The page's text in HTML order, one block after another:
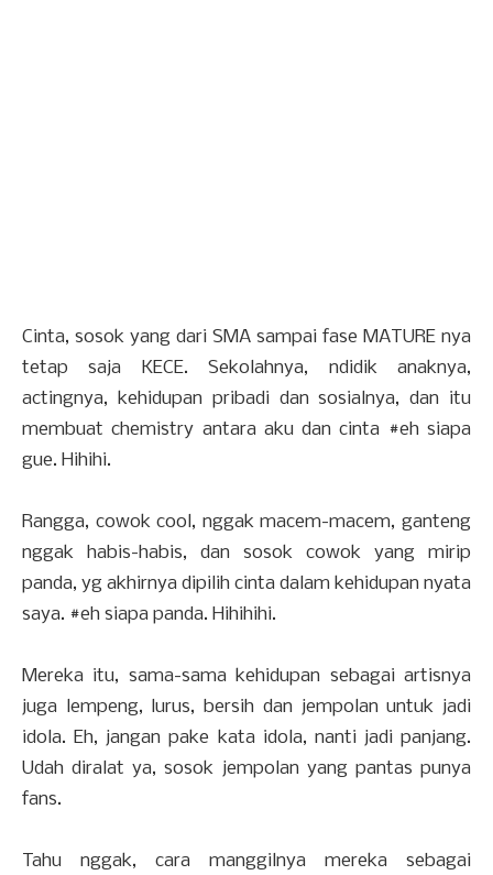
Cinta, sosok yang dari SMA sampai fase MATURE nya
tetap saja KECE. Sekolahnya, ndidik anaknya,
actingnya, kehidupan pribadi dan sosialnya, dan itu
membuat chemistry antara aku dan cinta ‪#‎eh‬ siapa
gue. Hihihi.
Rangga, cowok cool, nggak macem-macem, ganteng
nggak habis-habis, dan sosok cowok yang mirip
panda, yg akhirnya dipilih cinta dalam kehidupan nyata
saya. #eh siapa panda. Hihihihi.
Mereka itu, sama-sama kehidupan sebagai artisnya
juga lempeng, lurus, bersih dan jempolan untuk jadi
idola. Eh, jangan pake kata idola, nanti jadi panjang.
Udah diralat ya, sosok jempolan yang pantas punya
fans.
Tahu nggak, cara manggilnya mereka sebagai